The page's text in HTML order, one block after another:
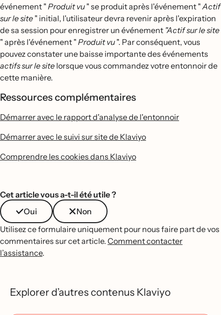
événement " Produit vu " se produit après l'événement " Actif
sur le site " initial, l'utilisateur devra revenir après l'expiration
de sa session pour enregistrer un événement "Actif sur le site
" après l'événement " Produit vu ". Par conséquent, vous
pouvez constater une baisse importante des événements
actifs sur le site lorsque vous commandez votre entonnoir de
cette manière.
Ressources complémentaires
Démarrer avec le rapport d'analyse de l'entonnoir
Démarrer avec le suivi sur site de Klaviyo
Comprendre les cookies dans Klaviyo
Cet article vous a-t-il été utile ?
Oui
Non
Utilisez ce formulaire uniquement pour nous faire part de vos
commentaires sur cet article. Comment contacter
l’assistance.
Explorer d’autres contenus Klaviyo